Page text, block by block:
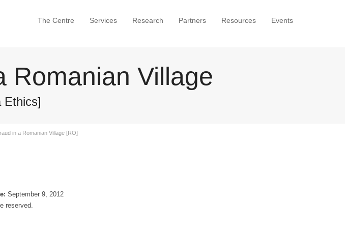
The Centre Services Research Partners Resources Events
Romanian Village
Ethics]
in a Romanian Village [RO]
September 9, 2012
reserved.